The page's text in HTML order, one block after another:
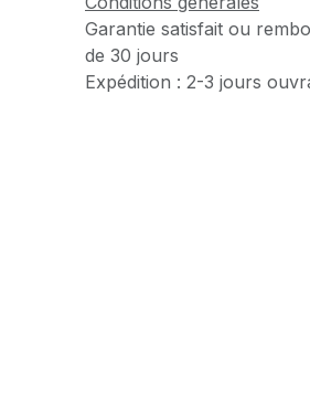
Garantie satisfait ou
de 30 jours
Expédition : 2-3 jours